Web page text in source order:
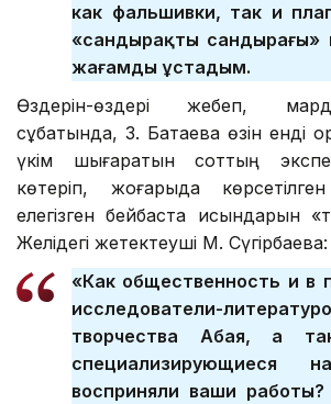
как фальшивки, так и
«сандырақтың
жағамды ұстадым.
Өздерін-өздері жебеп,
сұқбатында, З. Батаева өзін енді
үкім шығаратын соттың
көтеріп, жоғарыда
елегізген бейбастақ қисындарын
Желідегі жетектеуші М. Сүгірбаева:
«Как общественность и в
исследователи-
творчества Абая, а
специализирующиеся
восприняли ваши